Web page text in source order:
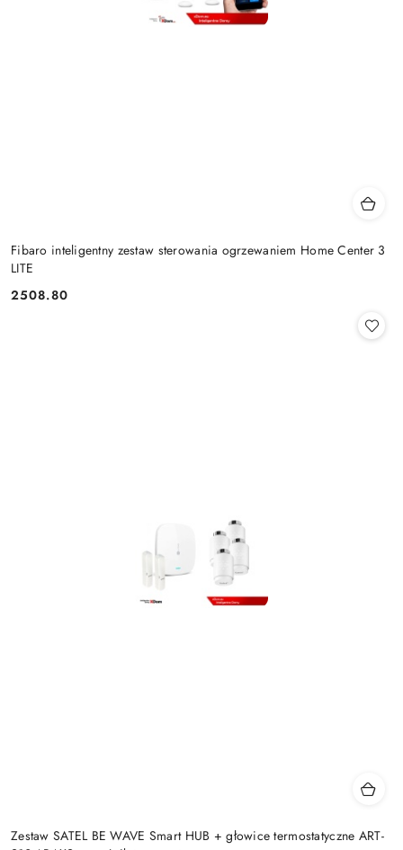
Fibaro inteligentny zestaw sterowania ogrzewaniem Home Center 3
LITE
Cena:
2508.80
Zestaw SATEL BE WAVE Smart HUB + głowice termostatyczne ART-